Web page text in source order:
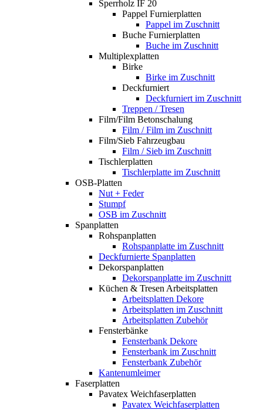
Sperrholz IF 20
Pappel Furnierplatten
Pappel im Zuschnitt
Buche Furnierplatten
Buche im Zuschnitt
Multiplexplatten
Birke
Birke im Zuschnitt
Deckfurniert
Deckfurniert im Zuschnitt
Treppen / Tresen
Film/Film Betonschalung
Film / Film im Zuschnitt
Film/Sieb Fahrzeugbau
Film / Sieb im Zuschnitt
Tischlerplatten
Tischlerplatte im Zuschnitt
OSB-Platten
Nut + Feder
Stumpf
OSB im Zuschnitt
Spanplatten
Rohspanplatten
Rohspanplatte im Zuschnitt
Deckfurnierte Spanplatten
Dekorspanplatten
Dekorspanplatte im Zuschnitt
Küchen & Tresen Arbeitsplatten
Arbeitsplatten Dekore
Arbeitsplatten im Zuschnitt
Arbeitsplatten Zubehör
Fensterbänke
Fensterbank Dekore
Fensterbank im Zuschnitt
Fensterbank Zubehör
Kantenumleimer
Faserplatten
Pavatex Weichfaserplatten
Pavatex Weichfaserplatten